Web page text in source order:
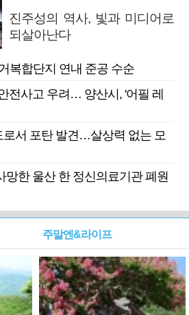
진주성의 역사, 빛과 미디어로
되살아난다
복합단지 연내 준공 수순
전사고 우려… 양산시, '어필 레
로서 포탄 발견…살상력 없는 모
망한 울산 한 정신의료기관 폐원
주말엔&라이프